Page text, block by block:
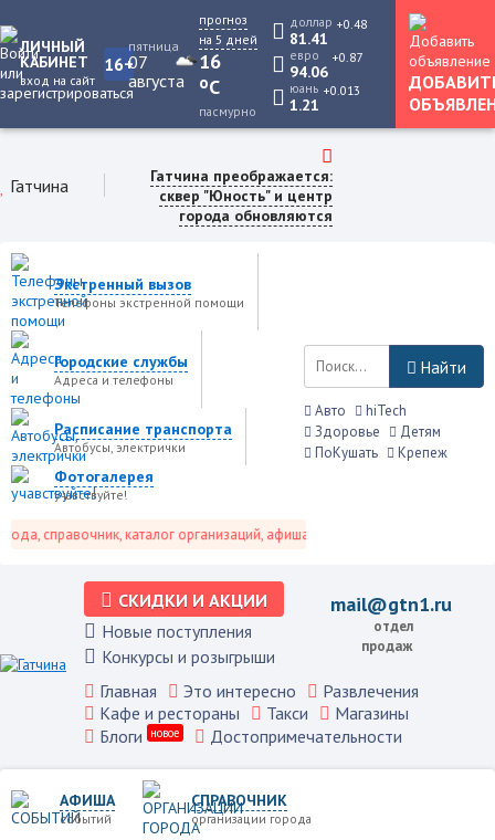
ЛИЧНЫЙ
КАБИНЕТ
вход на сайт
16+
пятница
07
августа
прогноз
на 5 дней
16
oC
пасмурно
доллар
81.41
+0.48
евро
94.06
+0.87
юань
1.21
+0.013
Гатчина
Гатчина преображается:
сквер "Юность" и центр
города обновляются
Экстренный вызов
Телефоны экстренной помощи
Городские службы
Адреса и телефоны
Расписание транспорта
Автобусы, электрички
Фотогалерея
учавствуйте!
справочник, каталог организаций, афиша событий и не только это.
Найти
Авто
hiTech
Здоровье
Детям
ПоКушать
Крепеж
СКИДКИ И АКЦИИ
Новые поступления
Конкурсы и розыгрыши
mail@gtn1.ru
отдел
продаж
Главная Это интересно
Развлечения
Кафе и рестораны
Такси
Магазины
Блоги
новое Достопримечательности
АФИША
событий
СПРАВОЧНИК
организации города